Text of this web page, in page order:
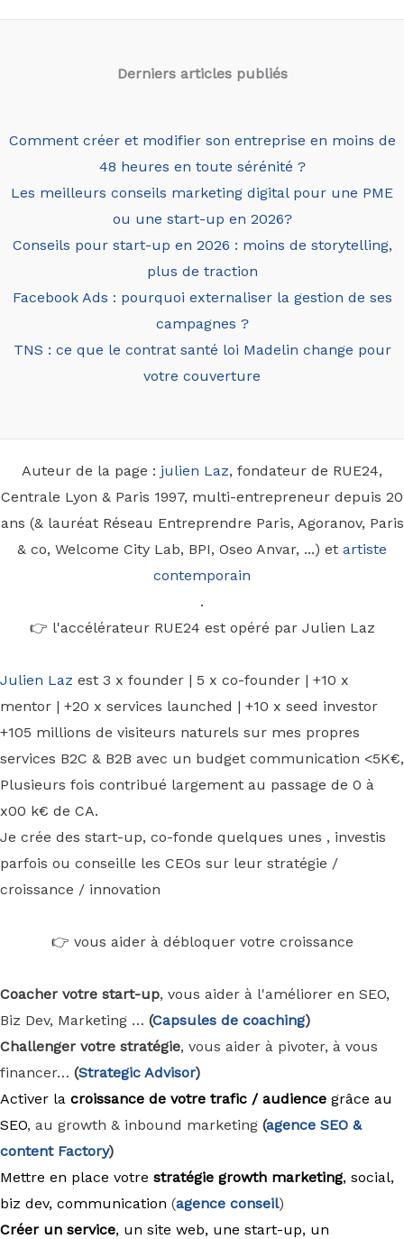
Derniers articles publiés
Comment créer et modifier son entreprise en moins de
48 heures en toute sérénité ?
Les meilleurs conseils marketing digital pour une PME
ou une start-up en 2026?
Conseils pour start-up en 2026 : moins de storytelling,
plus de traction
Facebook Ads : pourquoi externaliser la gestion de ses
campagnes ?
TNS : ce que le contrat santé loi Madelin change pour
votre couverture
Auteur de la page : julien Laz, fondateur de RUE24,
Centrale Lyon & Paris 1997, multi-entrepreneur depuis 20
ans (& lauréat Réseau Entreprendre Paris, Agoranov, Paris
& co, Welcome City Lab, BPI, Oseo Anvar, ...) et artiste
contemporain
.
👉 l'accélérateur RUE24 est opéré par Julien Laz
Julien Laz est 3 x founder | 5 x co-founder | +10 x
mentor | +20 x services launched | +10 x seed investor
+105 millions de visiteurs naturels sur mes propres
services B2C & B2B avec un budget communication <5K€,
Plusieurs fois contribué largement au passage de 0 à
x00 k€ de CA.
Je crée des start-up, co-fonde quelques unes , investis
parfois ou conseille les CEOs sur leur stratégie /
croissance / innovation
👉 vous aider à débloquer votre croissance
Coacher votre start-up, vous aider à l'améliorer en SEO,
Biz Dev, Marketing … (Capsules de coaching)
Challenger votre stratégie, vous aider à pivoter, à vous
financer… (Strategic Advisor)
Activer la croissance de votre trafic / audience grâce au
SEO, au growth & inbound marketing (agence SEO &
content Factory)
Mettre en place votre stratégie growth marketing, social,
biz dev, communication (agence conseil)
Créer un service, un site web, une start-up, un